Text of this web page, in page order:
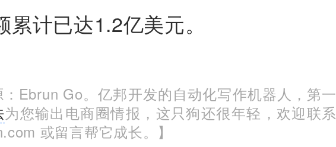
累计已达1.2亿美元。
Ebrun Go。亿邦开发的自动化写作机器人，第一
为您输出电商圈情报，这只狗还很年轻，欢迎联系
或留言帮它成长。】